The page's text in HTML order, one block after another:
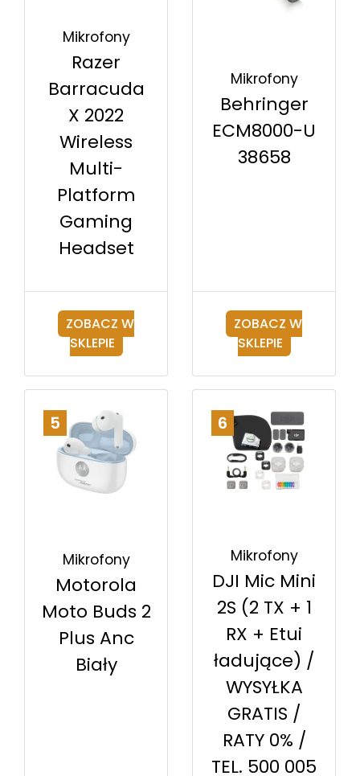
Mikrofony
Razer
Barracuda
X 2022
Wireless
Multi-
Platform
Gaming
Headset
ZOBACZ W
SKLEPIE
Mikrofony
Behringer
ECM8000-U
38658
ZOBACZ W
SKLEPIE
5
Mikrofony
Motorola
Moto Buds 2
Plus Anc
Biały
6
Mikrofony
DJI Mic Mini
2S (2 TX + 1
RX + Etui
ładujące) /
WYSYŁKA
GRATIS /
RATY 0% /
TEL. 500 005